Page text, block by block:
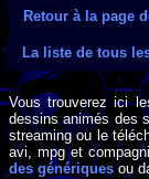
Retour à la page
La liste de tous
Vous trouverez ici
dessins animés des
streaming ou le
avi, mpg et
des génériques ou